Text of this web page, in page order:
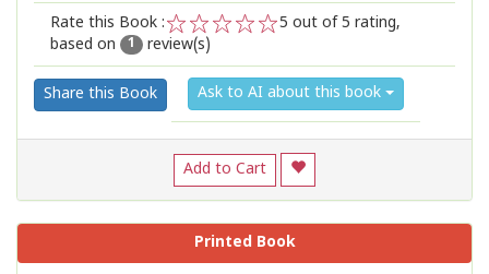
Rate this Book :
2
1
5 out of 5 rating,
based on
1 review(s)
Share this Book Ask to AI about this book
Add to Cart
Printed Book